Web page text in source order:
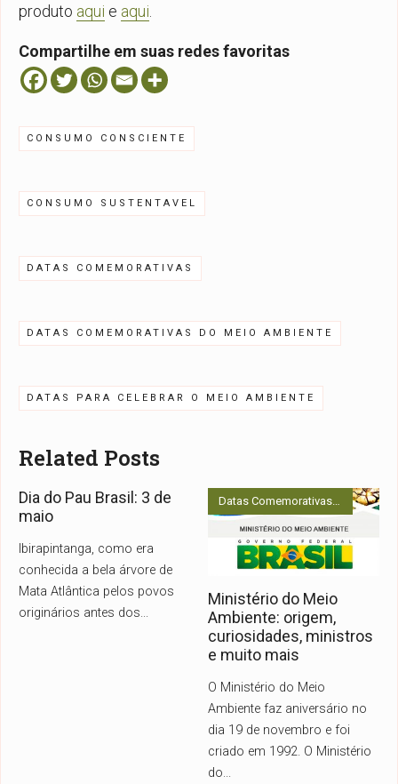
produto aqui e aqui
Compartilhe em suas redes favoritas
CONSUMO CONSCIENTE
CONSUMO SUSTENTAVEL
DATAS COMEMORATIVAS
DATAS COMEMORATIVAS DO MEIO AMBIENTE
DATAS PARA CELEBRAR O MEIO AMBIENTE
Related Posts
Dia do Pau Brasil: 3 de
maio
Ibirapintanga, como era
conhecida a bela árvore de
Mata Atlântica pelos povos
originários antes dos...
Fauna e
Ministério do Meio
Ambiente: origem,
curiosidades, ministros
e muito mais
O Ministério do Meio
Ambiente faz aniversário no
dia 19 de novembro e foi
criado em 1992. O Ministério
do...